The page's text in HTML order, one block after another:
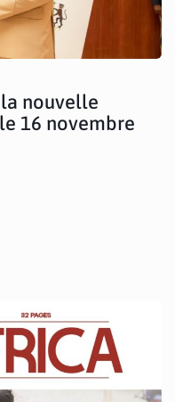
la nouvelle
16 novembre